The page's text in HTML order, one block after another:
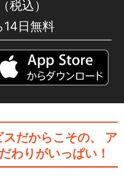
ダル Re：GENERATIO
『弱虫ペダル』
『弱虫ペダル』The Cad
税込）
14日無料
だからこその、
ア
わりがいっぱい！